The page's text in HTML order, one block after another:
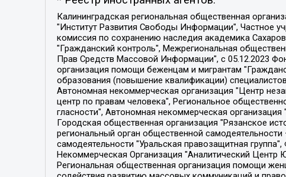
Калининградская региональная общественная организация "Экозащита!-Женсовет", Фонд содействия защите прав и свобод граждан "Общественный вердикт", Фонд "Институт Развития Свободы Информации", Частное учреждение "Информационное агентство МЕМО. РУ", Региональная общественная организация "Общественная комиссия по сохранению наследия академика Сахарова", Фонд поддержки свободы прессы, Санкт-Петербургская общественная правозащитная организация "Гражданский контроль", Межрегиональная общественная организация "Информационно-просветительский центр "Мемориал", Региональный Фонд "Центр Защиты Прав Средств Массовой Информации", с 05.12.2023 Фонд "Центр Защиты Прав Средств массовой информации", Региональная общественная благотворительная организация помощи беженцам и мигрантам "Гражданское содействие", Негосударственное образовательное учреждение дополнительного профессионального образования (повышение квалификации) специалистов "АКАДЕМИЯ ПО ПРАВАМ ЧЕЛОВЕКА", Свердловская региональная общественная организация "Сутяжник", Автономная некоммерческая организация "Центр независимых социологических исследований", Союз общественных объединений "Российский исследовательский центр по правам человека", Региональное общественное учреждение научно-информационный центр "МЕМОРИАЛ", Некоммерческая организация "Фонд защиты гласности", Автономная некоммерческая организация "Институт прав человека", Городская общественная организация "Екатеринбургское общество "МЕМОРИАЛ", Городская общественная организация "Рязанское историко-просветительское и правозащитное общество "Мемориал" (Рязанский Мемориал), Челябинский региональный орган общественной самодеятельности – женское общественное объединение "Женщины Евразии", Челябинский региональный орган общественной самодеятельности "Уральская правозащитная группа", Фонд содействия защите здоровья и социальной справедливости имени Андрея Рылькова, Автономная Некоммерческая Организация "Аналитический Центр Юрия Левады", Автономная некоммерческая организация социальной поддержки населения "Проект Апрель", Региональная общественная организация помощи женщинам и детям, находящимся в кризисной ситуации "Информационно-методический центр "Анна", Фонд содействия развитию массовых коммуникаций и правовому просвещению "Так-так-Так", Фонд содействия устойчивому развитию "Серебряная тайга", Свердловский региональный общественный фонд социальных проектов "Новое время", "Idel.Реалии", Кавказ.Реалии, Крым.Реалии, Телеканал Настоящее Время, Татаро-башкирская служба Радио Свобода (Azatliq Radiosi), Радио Свободная Европа/Радио Свобода (PCE/PC), "Сибирь.Реалии", "Фактограф", Благотворительный фонд помощи осужденным и их семьям, Автономная некоммерческая организация "Институт глобализации и социальных движений", Фонд "В защиту прав заключенных", Частное учреждение "Центр поддержки и содействия развитию средств массовой информации", Пензенский региональный общественный благотворительный фонд "Гражданский союз", "Север.Реалии", Некоммерческая организация Фонд "Правовая инициатива", Общество с ограниченной ответственностью "Радио Свободная Европа/Радио Свобода", Чешское информационное агентство "MEDIUM-ORIENT", Красноярская региональная общественная